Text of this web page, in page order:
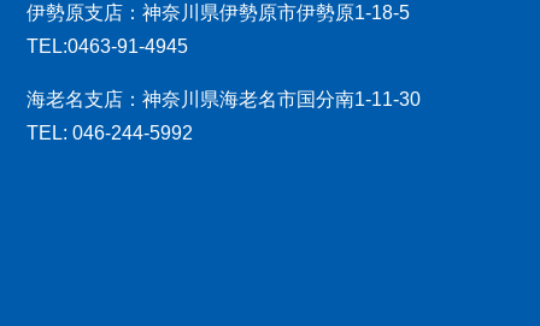
伊勢原支店：神奈川県伊勢原市伊勢原1-18-5
TEL:0463-91-4945
海老名支店：神奈川県海老名市国分南1-11-30
TEL: 046-244-5992